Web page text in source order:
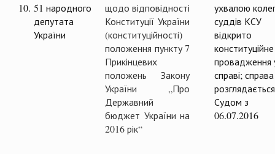
10. 51 народного
депутата
України
щодо відповідності
Конституції України
(конституційності)
положення пункту 7
Прикінцевих
положень Закону
України „Про
Державний
бюджет України на
2016 рік“
ухвалою
суддів КСУ
відкрито
конституційне
провадження
справі; справа
розглядається
Судом з
06.07.2016